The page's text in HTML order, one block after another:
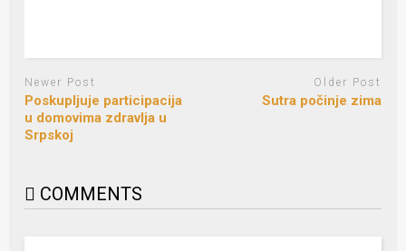
Newer Post
Poskupljuje participacija
u domovima zdravlja u
Srpskoj
Older Post
Sutra počinje zima
COMMENTS